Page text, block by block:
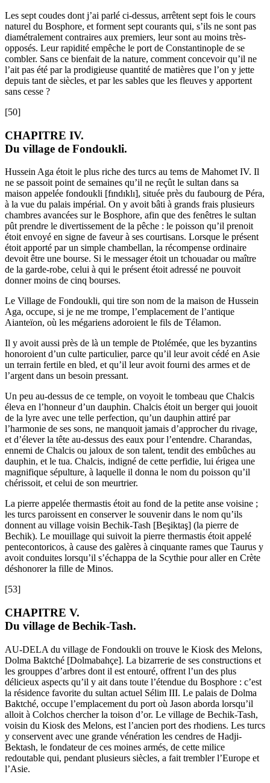
Les sept coudes dont j’ai parlé ci-dessus, arrêtent sept fois le cours
naturel du Bosphore, et forment sept courants qui, s’ils ne sont pas
diamétralement contraires aux premiers, leur sont au moins très-
opposés. Leur rapidité empêche le port de Constantinople de se
combler. Sans ce bienfait de la nature, comment concevoir qu’il ne
l’ait pas été par la prodigieuse quantité de matières que l’on y jette
depuis tant de siècles, et par les sables que les fleuves y apportent
sans cesse ?
[50]
CHAPITRE IV.
Du village de Fondoukli.
Hussein Aga étoit le plus riche des turcs au tems de Mahomet IV. Il
ne se passoit point de semaines qu’il ne reçût le sultan dans sa
maison appelée fondoukli [fındıklı], située près du faubourg de Péra,
à la vue du palais impérial. On y avoit bâti à grands frais plusieurs
chambres avancées sur le Bosphore, afin que des fenêtres le sultan
pût prendre le divertissement de la pêche : le poisson qu’il prenoit
étoit envoyé en signe de faveur à ses courtisans. Lorsque le présent
étoit apporté par un simple chambellan, la récompense ordinaire
devoit être une bourse. Si le messager étoit un tchouadar ou maître
de la garde-robe, celui à qui le présent étoit adressé ne pouvoit
donner moins de cinq bourses.
Le Village de Fondoukli, qui tire son nom de la maison de Hussein
Aga, occupe, si je ne me trompe, l’emplacement de l’antique
Aianteïon, où les mégariens adoroient le fils de Télamon.
Il y avoit aussi près de là un temple de Ptolémée, que les byzantins
honoroient d’un culte particulier, parce qu’il leur avoit cédé en Asie
un terrain fertile en bled, et qu’il leur avoit fourni des armes et de
l’argent dans un besoin pressant.
Un peu au-dessus de ce temple, on voyoit le tombeau que Chalcis
éleva en l’honneur d’un dauphin. Chalcis étoit un berger qui jouoit
de la lyre avec une telle perfection, qu’un dauphin attiré par
l’harmonie de ses sons, ne manquoit jamais d’approcher du rivage,
et d’élever la tête au-dessus des eaux pour l’entendre. Charandas,
ennemi de Chalcis ou jaloux de son talent, tendit des embûches au
dauphin, et le tua. Chalcis, indigné de cette perfidie, lui érigea une
magnifique sépulture, à laquelle il donna le nom du poisson qu’il
chérissoit, et celui de son meurtrier.
La pierre appelée thermastis étoit au fond de la petite anse voisine ;
les turcs paroissent en conserver le souvenir dans le nom qu’ils
donnent au village voisin Bechik-Tash [Beşiktaş] (la pierre de
Bechik). Le mouillage qui suivoit la pierre thermastis étoit appelé
pentecontoricos, à cause des galères à cinquante rames que Taurus y
avoit conduites lorsqu’il s’échappa de la Scythie pour aller en Crète
déshonorer la fille de Minos.
[53]
CHAPITRE V.
Du village de Bechik-Tash.
AU-DELA du village de Fondoukli on trouve le Kiosk des Melons,
Dolma Baktché [Dolmabahçe]. La bizarrerie de ses constructions et
les grouppes d’arbres dont il est entouré, offrent l’un des plus
délicieux aspects qu’il y ait dans toute l’étendue du Bosphore : c’est
la résidence favorite du sultan actuel Sélim III. Le palais de Dolma
Baktché, occupe l’emplacement du port où Jason aborda lorsqu’il
alloit à Colchos chercher la toison d’or. Le village de Bechik-Tash,
voisin du Kiosk des Melons, est l’ancien port des rhodiens. Les turcs
y conservent avec une grande vénération les cendres de Hadji-
Bektash, le fondateur de ces moines armés, de cette milice
redoutable qui, pendant plusieurs siècles, a fait trembler l’Europe et
l’Asie.